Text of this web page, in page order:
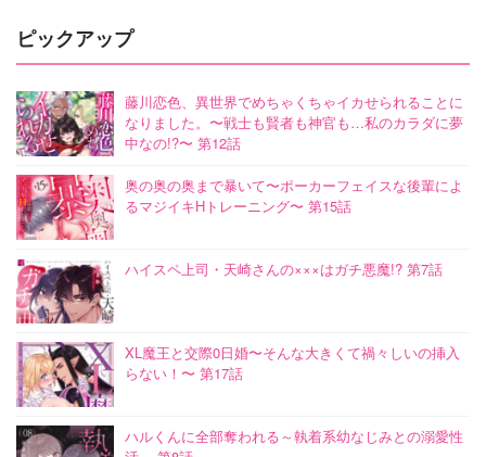
ピックアップ
藤川恋色、異世界でめちゃくちゃイカせられることに
なりました。〜戦士も賢者も神官も…私のカラダに夢
中なの!?〜 第12話
奥の奥の奥まで暴いて〜ポーカーフェイスな後輩によ
るマジイキHトレーニング〜 第15話
ハイスペ上司・天崎さんの×××はガチ悪魔!? 第7話
XL魔王と交際0日婚〜そんな大きくて禍々しいの挿入
らない！〜 第17話
ハルくんに全部奪われる～執着系幼なじみとの溺愛性